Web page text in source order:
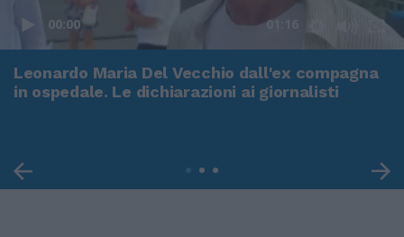
00:00 01:16
Leonardo Maria Del Vecchio dall'ex compagna
in ospedale. Le dichiarazioni ai giornalisti